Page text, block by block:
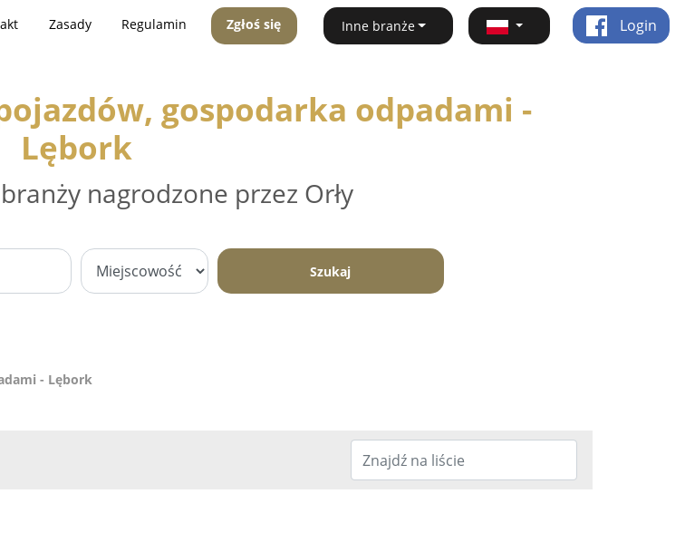
Zasady Regulamin Zgłoś się Inne branże Login
gospodarka odpadami -
Lębork
nagrodzone przez Orły
Szukaj
- Lębork